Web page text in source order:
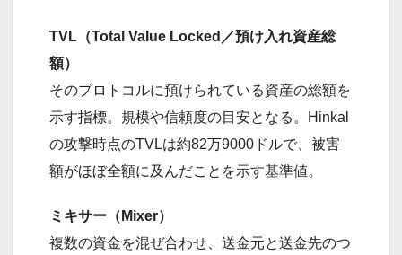
TVL（Total Value Locked／預け入れ資産総
額）
そのプロトコルに預けられている資産の総額を
示す指標。規模や信頼度の目安となる。Hinkal
の攻撃時点のTVLは約82万9000ドルで、被害
額がほぼ全額に及んだことを示す基準値。
ミキサー（Mixer）
複数の資金を混ぜ合わせ、送金元と送金先のつ